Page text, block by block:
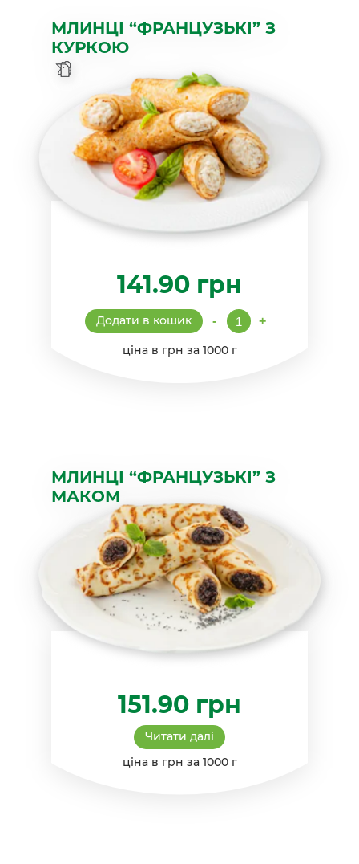
МЛИНЦІ “ФРАНЦУЗЬКІ” З
КУРКОЮ
141.90 грн
- Млинці
"Французькі"
куркою
+
Додати в кошик
ціна в грн за 1000 г
МЛИНЦІ “ФРАНЦУЗЬКІ” З
МАКОМ
151.90 грн
Читати далі
ціна в грн за 1000 г